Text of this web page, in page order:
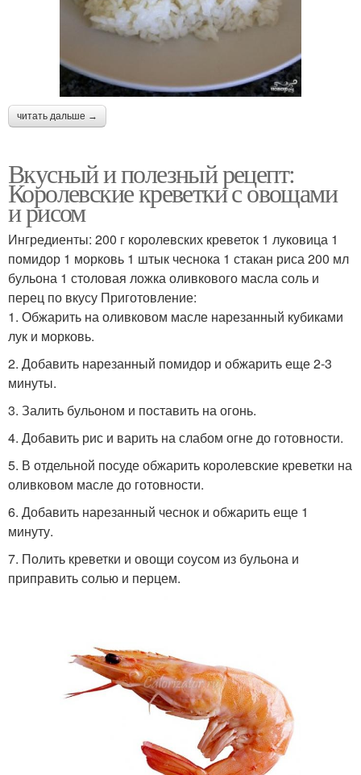
читать дальше →
Вкусный и полезный рецепт:
Королевские креветки с овощами
и рисом
Ингредиенты: 200 г королевских креветок 1 луковица 1
помидор 1 морковь 1 штык чеснока 1 стакан риса 200 мл
бульона 1 столовая ложка оливкового масла соль и
перец по вкусу Приготовление:
1. Обжарить на оливковом масле нарезанный кубиками
лук и морковь.
2. Добавить нарезанный помидор и обжарить еще 2-3
минуты.
3. Залить бульоном и поставить на огонь.
4. Добавить рис и варить на слабом огне до готовности.
5. В отдельной посуде обжарить королевские креветки на
оливковом масле до готовности.
6. Добавить нарезанный чеснок и обжарить еще 1
минуту.
7. Полить креветки и овощи соусом из бульона и
приправить солью и перцем.